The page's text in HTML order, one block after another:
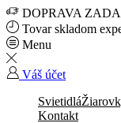
DOPRAVA
Tovar skladom
Menu
Váš účet
Svietidlá
Kontakt